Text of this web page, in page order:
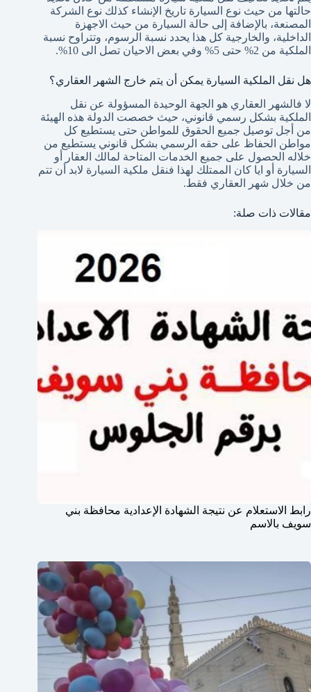
حالتها من حيث نوع السيارة تاريخ الإنشاء كذلك نوع الشركة
المصنعة، بالإضافة إلى حالة السيارة من حيث الاجهزة
الداخلية، والخارجية كل هذا يحدد نسبة الرسوم، وتتراوح نسبة
الملكية من 2% حتى 5% وفي بعض الاحيان تصل الى 10%.
هل نقل الملكية السيارة يمكن أن يتم خارج الشهر العقاري؟
لا فالشهر العقاري هو الجهة الوحيدة المسؤولة عن نقل
الملكية بشكل رسمي قانوني، حيث خصصت الدولة هذه الهيئة
من أجل توصيل جميع الحقوق للمواطن حتى يستطيع كل
مواطن الحفاظ على حقه الرسمي بشكل قانوني يستطيع من
خلاله الحصول على جميع الخدمات المتاحة لمالك العقار أو
السيارة أو ايا كان الممتلك لهذا فنقل ملكية السيارة لابد أن تتم
من خلال شهر العقاري فقط.
مقالات ذات صلة:
رابط الاستعلام عن نتيجة الشهادة الإعدادية محافظة بني
سويف بالاسم